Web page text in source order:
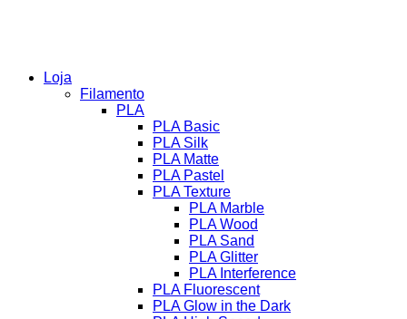
Loja
Filamento
PLA
PLA Basic
PLA Silk
PLA Matte
PLA Pastel
PLA Texture
PLA Marble
PLA Wood
PLA Sand
PLA Glitter
PLA Interference
PLA Fluorescent
PLA Glow in the Dark